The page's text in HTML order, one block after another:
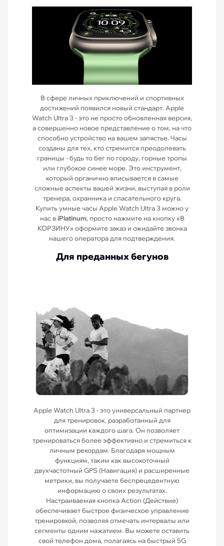
В сфере личных приключений и спортивных
достижений появился новый стандарт. Apple
Watch Ultra 3 - это не просто обновленная версия,
а совершенно новое представление о том, на что
способно устройство на вашем запястье. Часы
созданы для тех, кто стремится преодолевать
границы - будь то бег по городу, горные тропы
или глубокое синее море. Это инструмент,
который органично вписывается в самые
сложные аспекты вашей жизни, выступая в роли
тренера, охранника и спасательного круга.
Купить умные часы Apple Watch Ultra 3 можно у
нас вiPlatinum, просто нажмите на кнопку «В
КОРЗИНУ» оформите заказ и ожидайте звонка
нашего оператора для подтверждения.
Для преданных бегунов
Apple Watch Ultra 3 - это универсальный партнер
для тренировок, разработанный для
оптимизации каждого шага. Он позволяет
тренироваться более эффективно и стремиться к
личным рекордам. Благодаря мощным
функциям, таким как высокоточный
двухчастотный GPS (Навигация) и расширенные
метрики, вы получаете беспрецедентную
информацию о своих результатах.
Настраиваемая кнопка Action (Действие)
обеспечивает быстрое физическое управление
тренировкой, позволяя отмечать интервалы или
сегменты одним нажатием. Вы можете оставить
свой телефон дома, полагаясь на быстрый 5G